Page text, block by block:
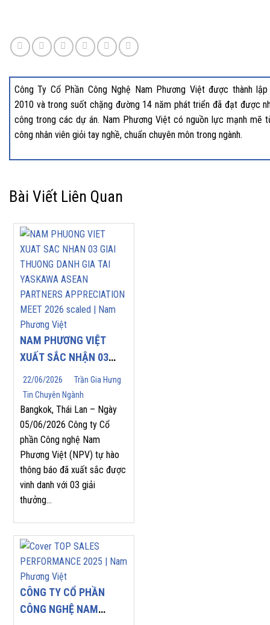
Công Ty Cổ Phần Công Nghệ Nam Phương Việt được thành
2010 và trong suốt chặng đường 14 năm phát triển đã đạt được
công trong các dự án. Nam Phương Việt có nguồn lực mạnh mẽ
công nhân viên giỏi tay nghề, chuẩn chuyên môn trong ngành.
Bài Viết Liên Quan
NAM PHƯƠNG VIỆT
XUẤT SẮC NHẬN 03
GIẢI THƯỞNG DANH
GIÁ TẠI YASKAWA
ASEAN PARTNERS’
APPRECIATION MEET
2026
22/06/2026
Trần Gia Hưng
Tin Chuyên Ngành
Bangkok, Thái Lan – Ngày
05/06/2026 Công ty Cổ
phần Công nghệ Nam
Phương Việt (NPV) tự hào
thông báo đã xuất sắc được
vinh danh với 03 giải
thưởng...
CÔNG TY CỔ PHẦN
CÔNG NGHỆ NAM